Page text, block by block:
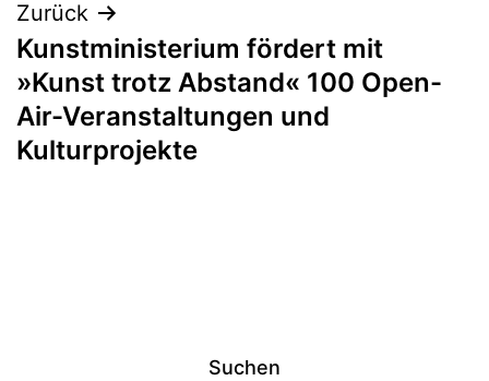
Zurück
Kunstministerium fördert mit
»Kunst trotz Abstand« 100 Open-
Air-Veranstaltungen und
Kulturprojekte
Suchen